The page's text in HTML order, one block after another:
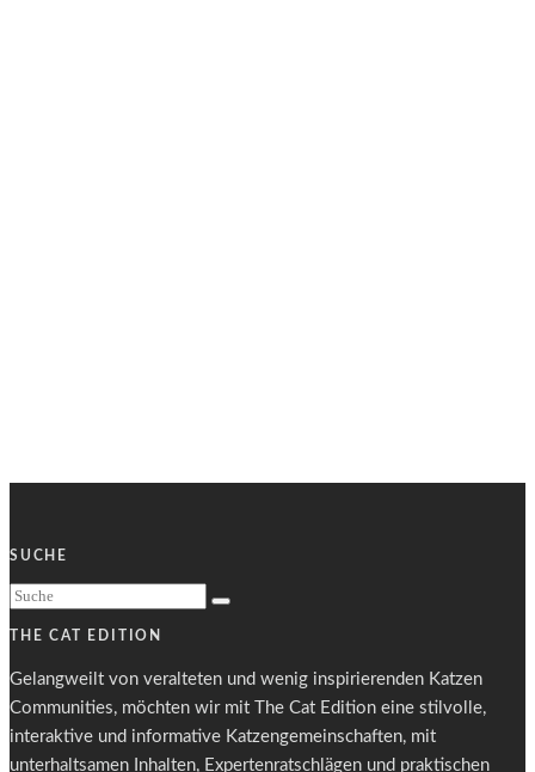
SUCHE
THE CAT EDITION
Gelangweilt von veralteten und wenig inspirierenden Katzen
Communities, möchten wir mit The Cat Edition eine stilvolle,
interaktive und informative Katzengemeinschaften, mit
unterhaltsamen Inhalten, Expertenratschlägen und praktischen